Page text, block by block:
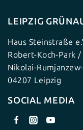
LEIPZIG
Haus Steinstraße
Robert-Koch-Park /
Nikolai-
04207 Leipzig
SOCIAL MEDIA